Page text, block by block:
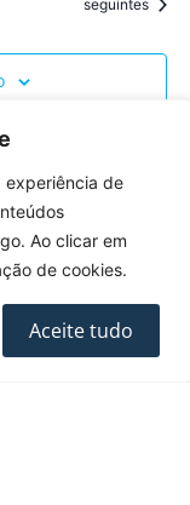
experiência de
Ao clicar em
de cookies.
Aceite tudo
seguintes